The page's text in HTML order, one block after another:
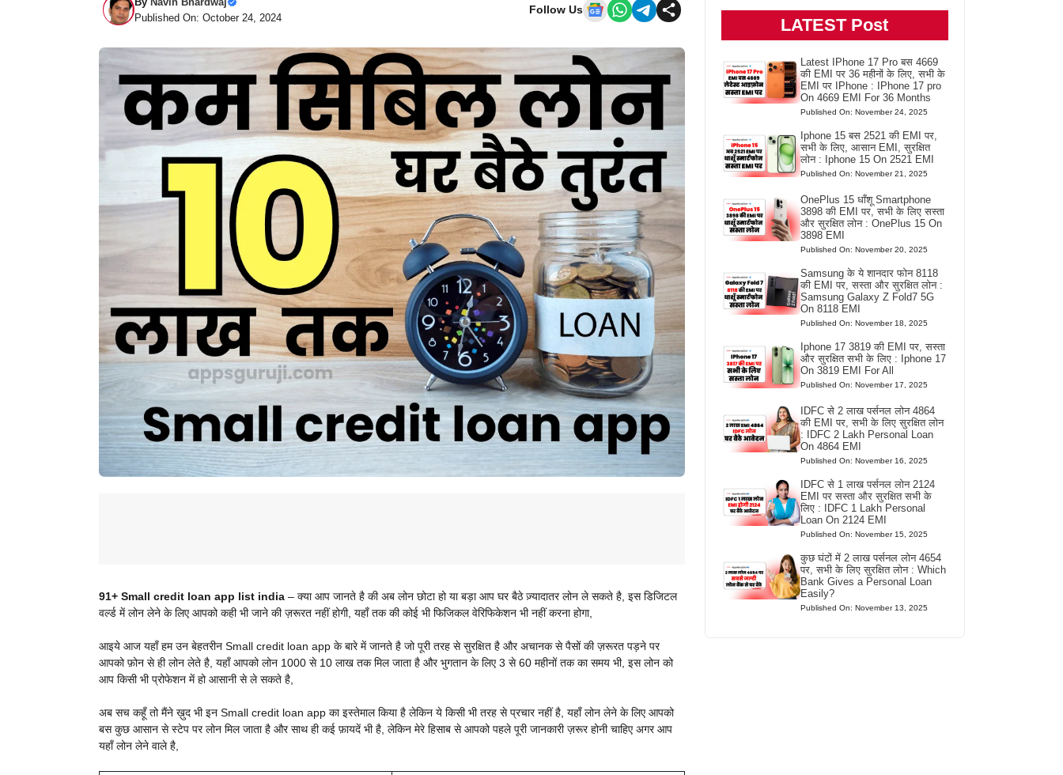
Published On: October 24, 2024
Follow Us
91+ Small credit loan app list india – क्या आप जानते है की अब लोन छोटा हो या बड़ा आप घर बैठे ज़्यादातर लोन ले सकते है, इस डिजिटल
वर्ल्ड में लोन लेने के लिए आपको कही भी जाने की ज़रूरत नहीं होगी, यहाँ तक की कोई भी फिजिकल वेरिफिकेशन भी नहीं करना होगा,
आइये आज यहाँ हम उन बेहतरीन Small credit loan app के बारे में जानते है जो पूरी तरह से सुरक्षित है और अचानक से पैसों की ज़रूरत पड़ने पर
आपको फ़ोन से ही लोन लेते है, यहाँ आपको लोन 1000 से 10 लाख तक मिल जाता है और भुगतान के लिए 3 से 60 महीनों तक का समय भी, इस लोन को
आप किसी भी प्रोफेशन में हो आसानी से ले सकते है,
अब सच कहूँ तो मैंने ख़ुद भी इन Small credit loan app का इस्तेमाल किया है लेकिन ये किसी भी तरह से प्रचार नहीं है, यहाँ लोन लेने के लिए आपको
बस कुछ आसान से स्टेप पर लोन मिल जाता है और साथ ही कई फ़ायदें भी है, लेकिन मेरे हिसाब से आपको पहले पूरी जानकारी ज़रूर होनी चाहिए अगर आप
यहाँ लोन लेने वाले है,
LATEST Post
Latest IPhone 17 Pro बस 4669
की EMI पर 36 महीनों के लिए, सभी के
EMI पर IPhone : IPhone 17 pro
On 4669 EMI For 36 Months
Published On: November 24, 2025
Iphone 15 बस 2521 की EMI पर,
सभी के लिए, आसान EMI, सुरक्षित
लोन : Iphone 15 On 2521 EMI
Published On: November 21, 2025
OnePlus 15 धाँशू Smartphone
3898 की EMI पर, सभी के लिए सस्ता
और सुरक्षित लोन : OnePlus 15 On
3898 EMI
Published On: November 20, 2025
Samsung के ये शानदार फोन 8118
की EMI पर, सस्ता और सुरक्षित लोन :
Samsung Galaxy Z Fold7 5G
On 8118 EMI
Published On: November 18, 2025
Iphone 17 3819 की EMI पर, सस्ता
और सुरक्षित सभी के लिए : Iphone 17
On 3819 EMI For All
Published On: November 17, 2025
IDFC से 2 लाख पर्सनल लोन 4864
की EMI पर, सभी के लिए सुरक्षित लोन
: IDFC 2 Lakh Personal Loan
On 4864 EMI
Published On: November 16, 2025
IDFC से 1 लाख पर्सनल लोन 2124
EMI पर सस्ता और सुरक्षित सभी के
लिए : IDFC 1 Lakh Personal
Loan On 2124 EMI
Published On: November 15, 2025
कुछ घंटों में 2 लाख पर्सनल लोन 4654
पर, सभी के लिए सुरक्षित लोन : Which
Bank Gives a Personal Loan
Easily?
Published On: November 13, 2025